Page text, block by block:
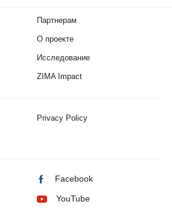
Партнерам
О проекте
Исследование
ZIMA Impact
Privacy Policy
Facebook
YouTube